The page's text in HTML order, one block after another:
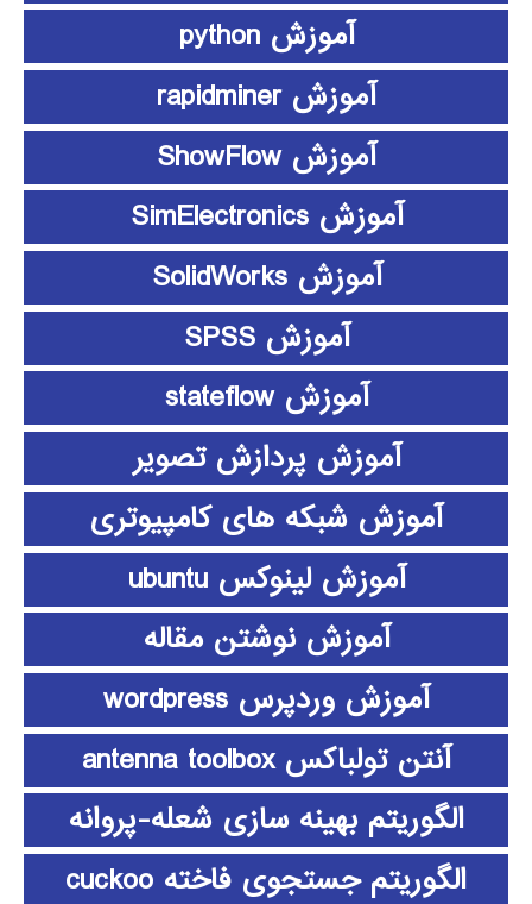
آموزش python
آموزش rapidminer
آموزش ShowFlow
آموزش SimElectronics
آموزش SolidWorks
آموزش SPSS
آموزش stateflow
آموزش پردازش تصویر
آموزش شبکه های کامپیوتری
آموزش لینوکس ubuntu
آموزش نوشتن مقاله
آموزش وردپرس wordpress
آنتن تولباکس antenna toolbox
الگوریتم بهینه سازی شعله-پروانه
الگوریتم جستجوی فاخته cuckoo